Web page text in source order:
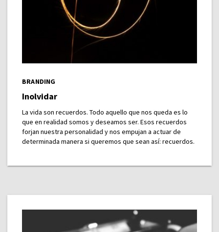
BRANDING
Inolvidar
La vida son recuerdos. Todo aquello que nos queda es lo
que en realidad somos y deseamos ser. Esos recuerdos
forjan nuestra personalidad y nos empujan a actuar de
determinada manera si queremos que sean así: recuerdos.